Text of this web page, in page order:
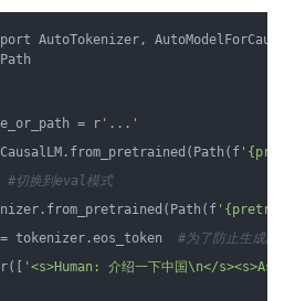
AutoTokenizer,
= r '...'
#切换到eval模式
tokenizer.eos_token #为了防止生成的
'<s>Human: 介绍一下中国\n</